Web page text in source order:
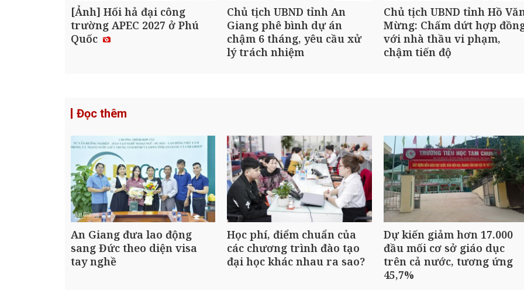
[Ảnh] Hối hả đại công
trường APEC 2027 ở Phú
Quốc
Chủ tịch UBND tỉnh An
Giang phê bình dự án
chậm 6 tháng, yêu cầu xử
lý trách nhiệm
Chủ tịch UBND tỉnh Hồ
Mừng: Chấm dứt hợp
với nhà thầu vi phạm,
chậm tiến độ
Đọc thêm
An Giang đưa lao động
sang Đức theo diện visa
tay nghề
Học phí, điểm chuẩn của
các chương trình đào tạo
đại học khác nhau ra sao?
Dự kiến giảm hơn 17.000
đầu mối cơ sở giáo dục
trên cả nước, tương ứng
45,7%